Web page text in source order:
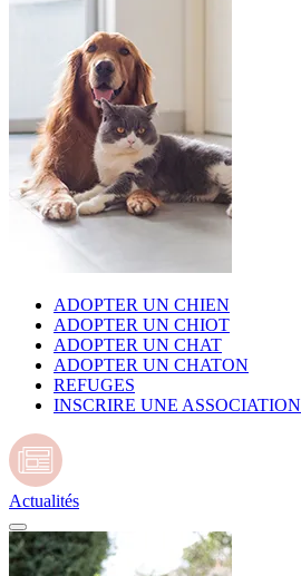
ADOPTER UN CHIEN
ADOPTER UN CHIOT
ADOPTER UN CHAT
ADOPTER UN CHATON
REFUGES
INSCRIRE UNE ASSOCIATION
Actualités